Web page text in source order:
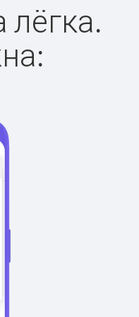
лёгка.